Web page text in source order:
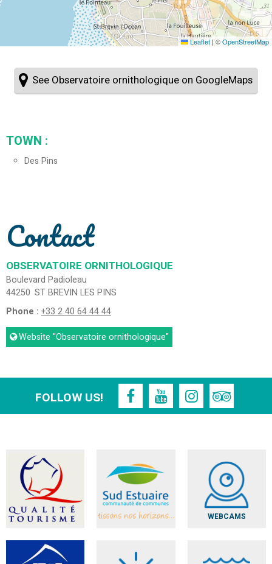
Leaflet | ©OpenStreetMap
See Observatoire ornithologique on GoogleMaps
TOWN :
Des Pins
Contact
OBSERVATOIRE ORNITHOLOGIQUE
Boulevard Padioleau
44250 ST BREVIN LES PINS
Phone : +33 2 40 64 44 44
Website "Observatoire ornithologique"
FOLLOW US!
WEBCAMS